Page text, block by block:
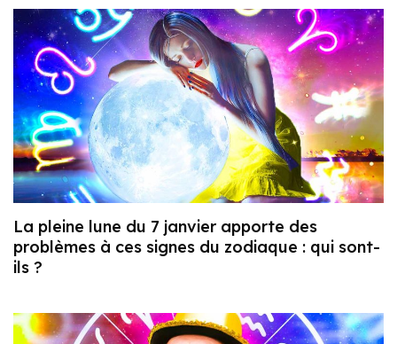
La pleine lune du 7 janvier apporte des
problèmes à ces signes du zodiaque : qui sont-
ils ?